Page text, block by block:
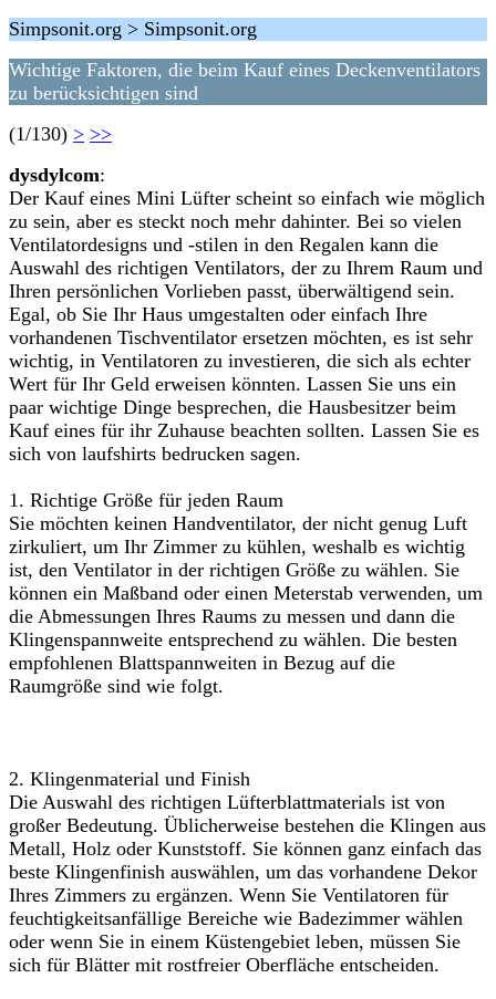
Simpsonit.org > Simpsonit.org
Wichtige Faktoren, die beim Kauf eines Deckenventilators
zu berücksichtigen sind
(1/130) > >>
dysdylcom:
Der Kauf eines Mini Lüfter scheint so einfach wie möglich
zu sein, aber es steckt noch mehr dahinter. Bei so vielen
Ventilatordesigns und -stilen in den Regalen kann die
Auswahl des richtigen Ventilators, der zu Ihrem Raum und
Ihren persönlichen Vorlieben passt, überwältigend sein.
Egal, ob Sie Ihr Haus umgestalten oder einfach Ihre
vorhandenen Tischventilator ersetzen möchten, es ist sehr
wichtig, in Ventilatoren zu investieren, die sich als echter
Wert für Ihr Geld erweisen könnten. Lassen Sie uns ein
paar wichtige Dinge besprechen, die Hausbesitzer beim
Kauf eines für ihr Zuhause beachten sollten. Lassen Sie es
sich von laufshirts bedrucken sagen.
1. Richtige Größe für jeden Raum
Sie möchten keinen Handventilator, der nicht genug Luft
zirkuliert, um Ihr Zimmer zu kühlen, weshalb es wichtig
ist, den Ventilator in der richtigen Größe zu wählen. Sie
können ein Maßband oder einen Meterstab verwenden, um
die Abmessungen Ihres Raums zu messen und dann die
Klingenspannweite entsprechend zu wählen. Die besten
empfohlenen Blattspannweiten in Bezug auf die
Raumgröße sind wie folgt.
2. Klingenmaterial und Finish
Die Auswahl des richtigen Lüfterblattmaterials ist von
großer Bedeutung. Üblicherweise bestehen die Klingen aus
Metall, Holz oder Kunststoff. Sie können ganz einfach das
beste Klingenfinish auswählen, um das vorhandene Dekor
Ihres Zimmers zu ergänzen. Wenn Sie Ventilatoren für
feuchtigkeitsanfällige Bereiche wie Badezimmer wählen
oder wenn Sie in einem Küstengebiet leben, müssen Sie
sich für Blätter mit rostfreier Oberfläche entscheiden.